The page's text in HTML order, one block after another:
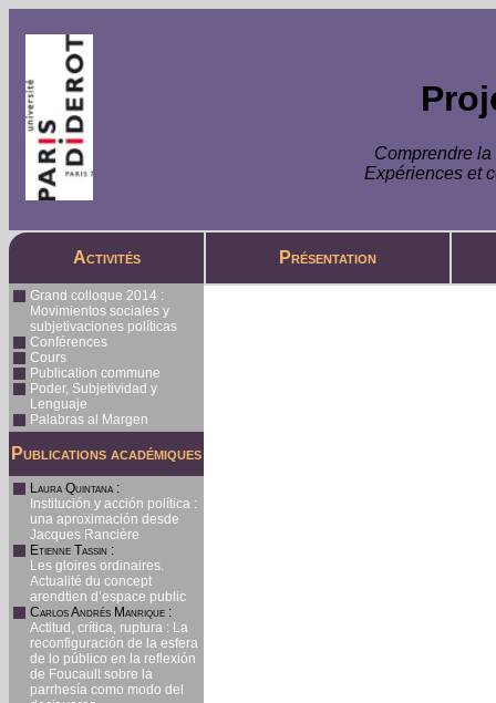
Comprendre
Expériences et
Activités
Grand colloque 2014 :
Movimientos sociales y
subjetivaciones políticas
Conférences
Cours
Publication commune
Poder, Subjetividad y
Lenguaje
Palabras al Margen
Publications académiques
Laura Quintana:
Institución y acción política :
una aproximación desde
Jacques Rancière
Etienne Tassin :
Les gloires ordinaires.
Actualité du concept
arendtien d’espace public
Carlos Andrés Manrique :
Actitud, crítica, ruptura : La
reconfiguración de la esfera
de lo público en la reflexión
de Foucault sobre la
parrhesía como modo del
Présentation